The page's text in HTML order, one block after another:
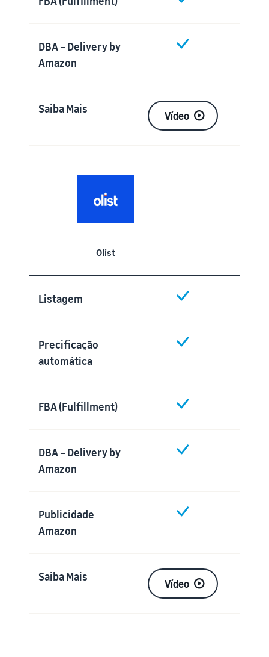
DBA – Delivery by
Amazon
Saiba Mais
Vídeo
Olist
Listagem
Precificação
automática
FBA (Fulfillment)
DBA – Delivery by
Amazon
Publicidade
Amazon
Saiba Mais
Vídeo